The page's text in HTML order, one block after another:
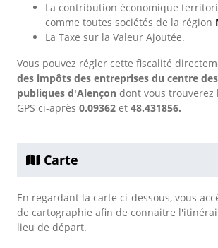
La contribution économique
comme toutes sociétés de la région
La Taxe sur la Valeur Ajoutée.
Vous pouvez régler cette fiscalité
des impôts des entreprises du centre
publiques d'Alençon dont vous trouverez
GPS ci-après 0.09362 et 48.431856.
Carte
En regardant la carte ci-dessous, vous
de cartographie afin de connaitre
lieu de départ.